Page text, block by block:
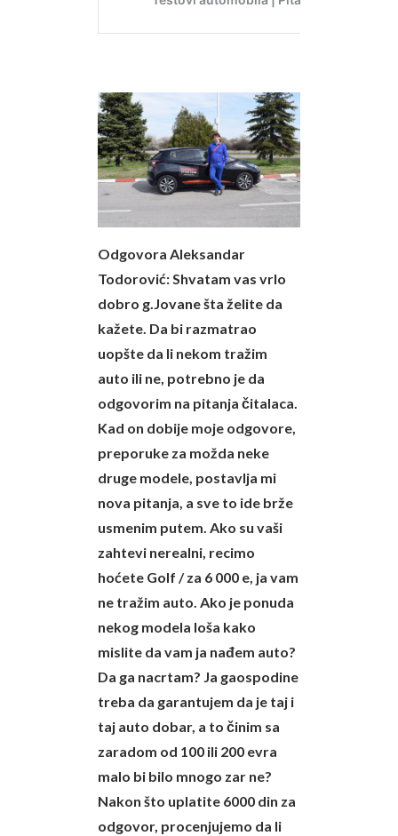
Odgovora Aleksandar
Todorović: Shvatam vas vrlo
dobro g.Jovane šta želite da
kažete. Da bi razmatrao
uopšte da li nekom tražim
auto ili ne, potrebno je da
odgovorim na pitanja čitalaca.
Kad on dobije moje odgovore,
preporuke za možda neke
druge modele, postavlja mi
nova pitanja, a sve to ide brže
usmenim putem. Ako su vaši
zahtevi nerealni, recimo
hoćete Golf / za 6 000 e, ja vam
ne tražim auto. Ako je ponuda
nekog modela loša kako
mislite da vam ja nađem auto?
Da ga nacrtam? Ja gaospodine
treba da garantujem da je taj i
taj auto dobar, a to činim sa
zaradom od 100 ili 200 evra
malo bi bilo mnogo zar ne?
Nakon što uplatite 6000 din za
odgovor, procenjujemo da li